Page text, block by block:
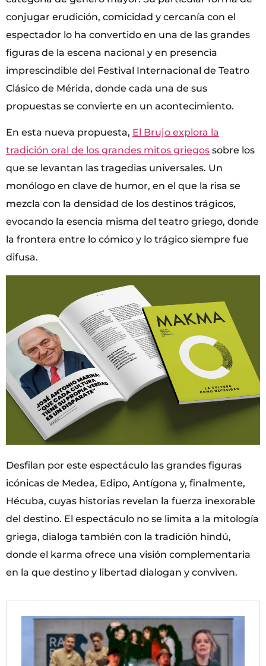
conjugar erudición, comicidad y cercanía con el
espectador lo ha convertido en una de las grandes
figuras de la escena nacional y en presencia
imprescindible del Festival Internacional de Teatro
Clásico de Mérida, donde cada una de sus
propuestas se convierte en un acontecimiento.
En esta nueva propuesta, El Brujo explora la
tradición oral de los grandes mitos griegos sobre los
que se levantan las tragedias universales. Un
monólogo en clave de humor, en el que la risa se
mezcla con la densidad de los destinos trágicos,
evocando la esencia misma del teatro griego, donde
la frontera entre lo cómico y lo trágico siempre fue
difusa.
Desfilan por este espectáculo las grandes figuras
icónicas de Medea, Edipo, Antígona y, finalmente,
Hécuba, cuyas historias revelan la fuerza inexorable
del destino. El espectáculo no se limita a la mitología
griega, dialoga también con la tradición hindú,
donde el karma ofrece una visión complementaria
en la que destino y libertad dialogan y conviven.